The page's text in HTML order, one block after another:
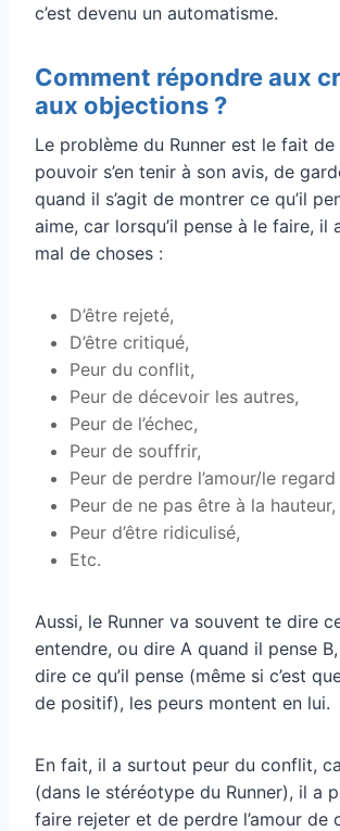
c’est devenu un automatisme.
Comment répondre aux
aux objections ?
Le problème du Runner est le fait de
pouvoir s’en tenir à son avis, de
quand il s’agit de montrer ce qu’il
aime, car lorsqu’il pense à le faire, il
mal de choses :
D’être rejeté,
D’être critiqué,
Peur du conflit,
Peur de décevoir les autres,
Peur de l’échec,
Peur de souffrir,
Peur de perdre l’amour/le
Peur de ne pas être à la hauteur,
Peur d’être ridiculisé,
Etc.
Aussi, le Runner va souvent te dire
entendre, ou dire A quand il pense B,
dire ce qu’il pense (même si c’est
de positif), les peurs montent en lui.
En fait, il a surtout peur du conflit,
(dans le stéréotype du Runner), il a
faire rejeter et de perdre l’amour de